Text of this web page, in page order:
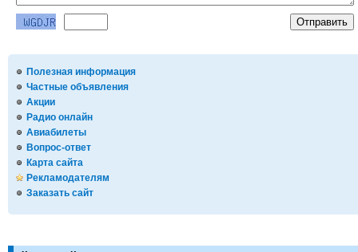
Полезная информация
Частные объявления
Акции
Радио онлайн
Авиабилеты
Вопрос-ответ
Карта сайта
Рекламодателям
Заказать сайт